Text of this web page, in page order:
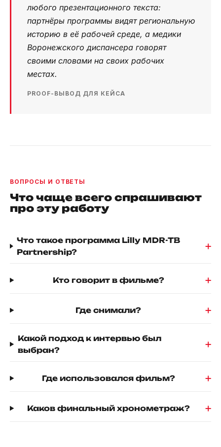
любого презентационного текста:
партнёры программы видят региональную
историю в её рабочей среде, а медики
Воронежского диспансера говорят
своими словами на своих рабочих
местах.
PROOF-ВЫВОД ДЛЯ КЕЙСА
ВОПРОСЫ И ОТВЕТЫ
Что чаще всего спрашивают
про эту работу
Что такое программа Lilly MDR-TB
Partnership?
+
Кто говорит в фильме? +
Где снимали? +
Какой подход к интервью был
выбран?
+
Где использовался фильм? +
Каков финальный хронометраж? +